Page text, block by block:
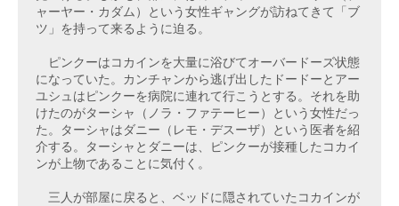
ャーヤー・カダム）という女性ギャングが訪ねてきて「ブ
ツ」を持って来るように迫る。
ピンクーはコカインを大量に浴びてオーバードーズ状態
になっていた。カンチャンから逃げ出したドードーとアー
ユシュはピンクーを病院に連れて行こうとする。それを助
けたのがターシャ（ノラ・ファテーヒー）という女性だっ
た。ターシャはダニー（レモ・デスーザ）という医者を紹
介する。ターシャとダニーは、ピンクーが接種したコカイ
ンが上物であることに気付く。
三人が部屋に戻ると、ベッドに隠されていたコカインが